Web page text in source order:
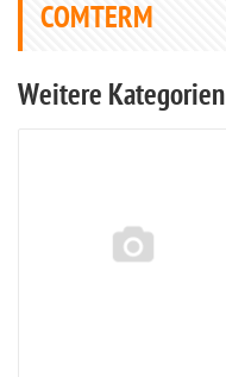
COMTERM
Weitere Kategorien